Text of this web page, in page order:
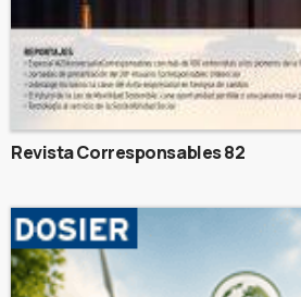
Revista Corresponsables 82